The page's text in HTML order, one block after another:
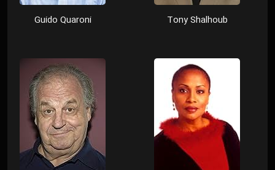
Tony Shalhoub
Guido Quaroni